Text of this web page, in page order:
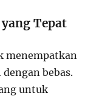
Tepat
menempatkan
bebas.
untuk